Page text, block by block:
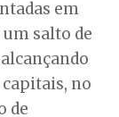
em
um salto de
no
de